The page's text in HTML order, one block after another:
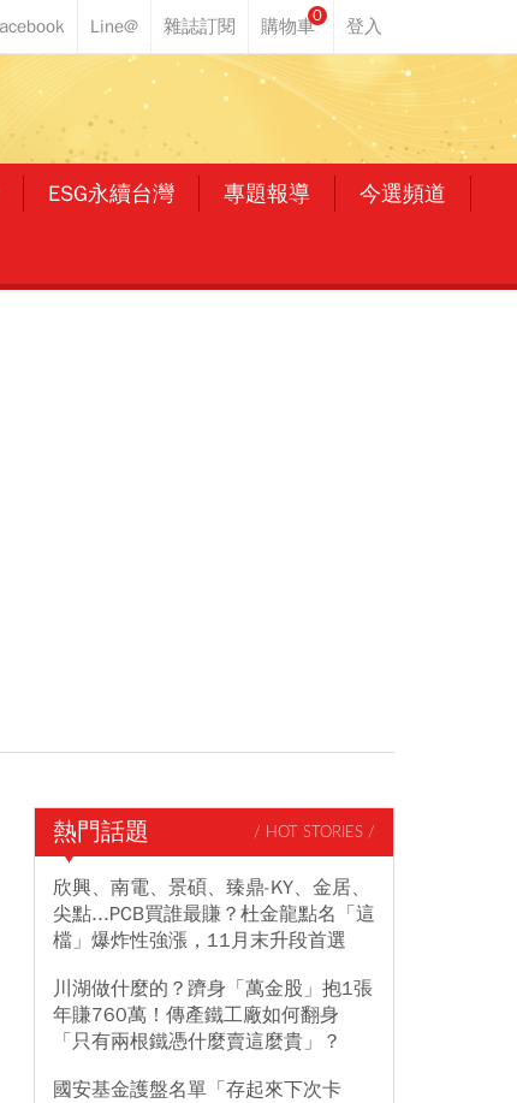
0
ESG永續台灣 專題報導 今選頻道
熱門話題 / HOT STORIES /
欣興、南電、景碩、臻鼎-KY、金居、
尖點...PCB買誰最賺？杜金龍點名「這
檔」爆炸性強漲，11月末升段首選
川湖做什麼的？躋身「萬金股」抱1張
年賺760萬！傳產鐵工廠如何翻身
「只有兩根鐵憑什麼賣這麼貴」？
國安基金護盤名單「存起來下次卡